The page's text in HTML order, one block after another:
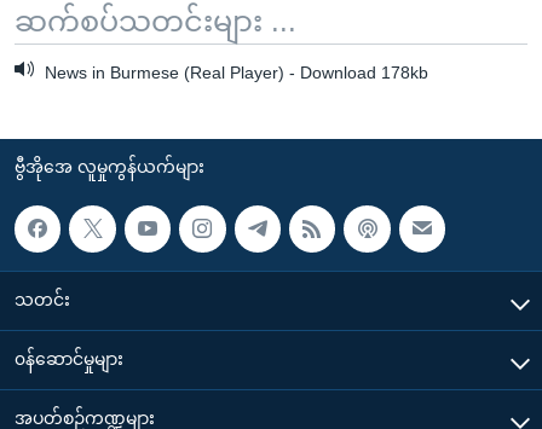
ဆက်စပ်သတင်းများ ...
News in Burmese (Real Player) - Download 178kb
ဗွီအိုအေ လူမှုကွန်ယက်များ
သတင်း
၀န်ဆောင်မှုများ
အပတ်စဉ်ကဏ္ဍများ